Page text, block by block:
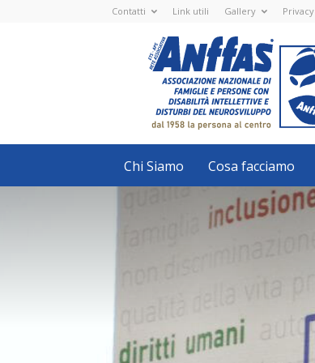
Contatti Link utili Gallery Privacy
Nazionale
ETS
-
APS
Associazione
Nazionale
di
Famiglie
e
con
disabilità
intellettive
neurosviluppo
Chi Siamo Cosa facciamo